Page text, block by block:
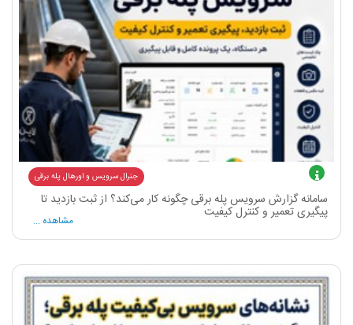
جنرال سرویس و اورهال پله برقی
سامانه گزارش سرویس پله برقی چگونه کار می‌کند؟ از ثبت بازدید تا
پیگیری تعمیر و کنترل کیفیت مشاهده ...